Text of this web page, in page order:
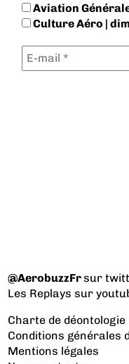
Aviation
Culture Aéro |
@AerobuzzFrsur
Les Replays sur
Charte de déontologie
Conditions générales
Mentions légales